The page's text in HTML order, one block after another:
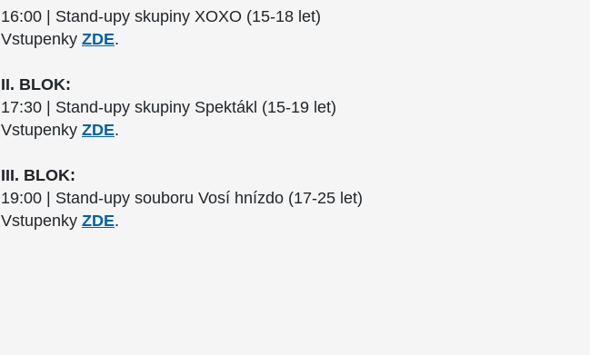
16:00 | Stand-upy skupiny XOXO (15-18 let)
Vstupenky ZDE.
II. BLOK:
17:30 | Stand-upy skupiny Spektákl (15-19 let)
Vstupenky ZDE.
III. BLOK:
19:00 | Stand-upy souboru Vosí hnízdo (17-25 let)
Vstupenky ZDE.